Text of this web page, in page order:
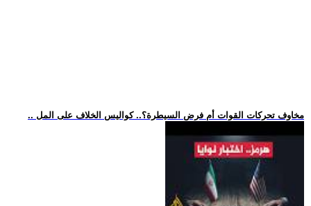
.. مخاوف تحركات القوات أم فرض السيطرة؟.. كواليس الخلاف على المل